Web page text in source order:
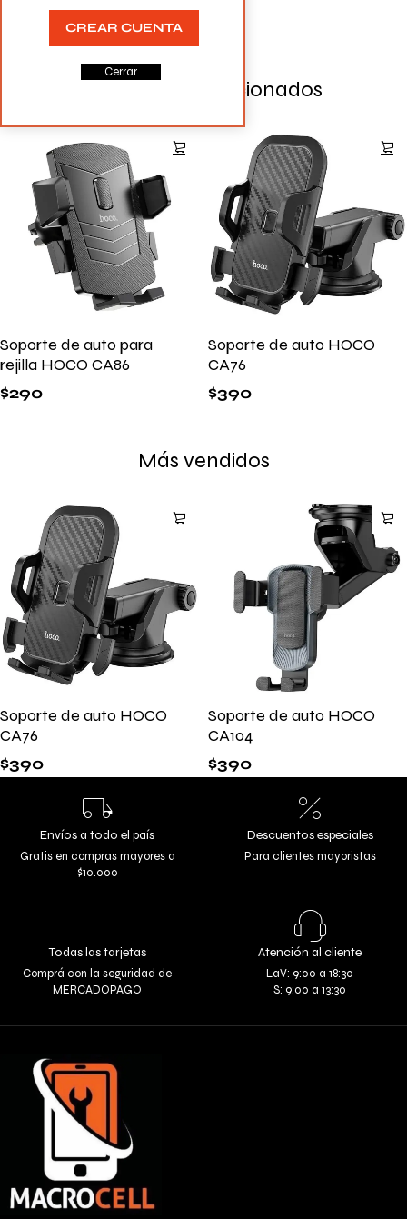
Productos Relacionados
Soporte de auto para
rejilla HOCO CA86
$290
Soporte de auto HOCO
CA76
$390
Más vendidos
Soporte de auto HOCO
CA76
$390
Soporte de auto HOCO
CA104
$390
Envíos a todo el país
Gratis en compras mayores a
$10.000
Descuentos especiales
Para clientes mayoristas
Todas las tarjetas
Comprá con la seguridad de
MERCADOPAGO
Atención al cliente
LaV: 9:00 a 18:30
S: 9:00 a 13:30
CREAR CUENTA
Cerrar